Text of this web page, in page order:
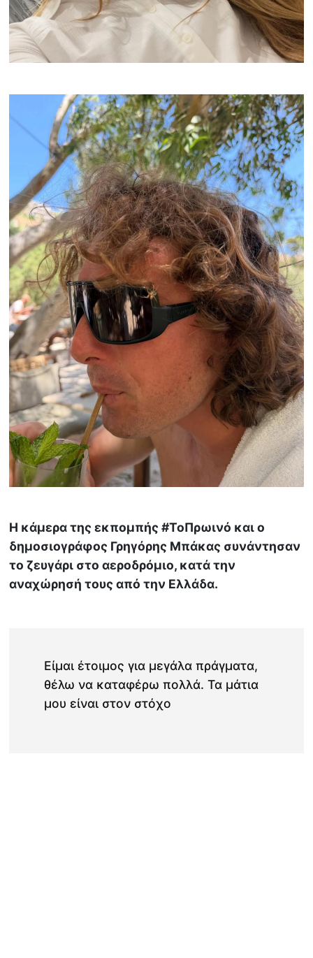
Η κάμερα της εκπομπής #ToΠρωινό και ο
δημοσιογράφος Γρηγόρης Μπάκας συνάντησαν
το ζευγάρι στο αεροδρόμιο, κατά την
αναχώρησή τους από την Ελλάδα.
Είμαι έτοιμος για μεγάλα πράγματα,
θέλω να καταφέρω πολλά. Τα μάτια
μου είναι στον στόχο